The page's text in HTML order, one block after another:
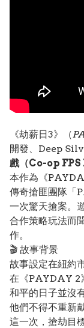
《劫薪日3》（
開發、Deep
戲（Co-op
本作為《
傳奇搶匪團隊「
一次驚天搶案。
合作策略玩法而
作。
🎬 故事背景
故事設定在紐約
在《PAYDAY 2
和平的日子並沒
他們不得不重新
這一次，搶劫目